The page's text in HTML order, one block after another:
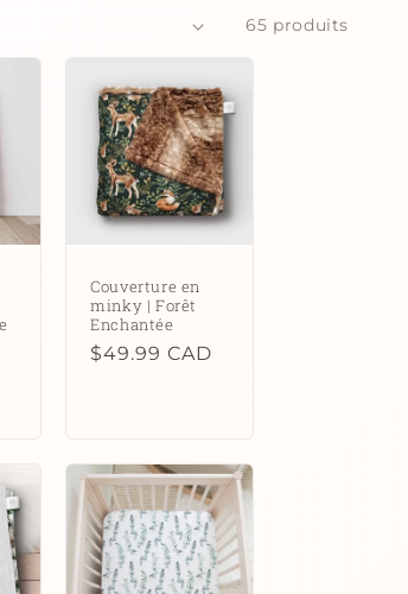
65 produits
Couverture en
minky | Forêt
Enchantée
Prix
$49.99 CAD